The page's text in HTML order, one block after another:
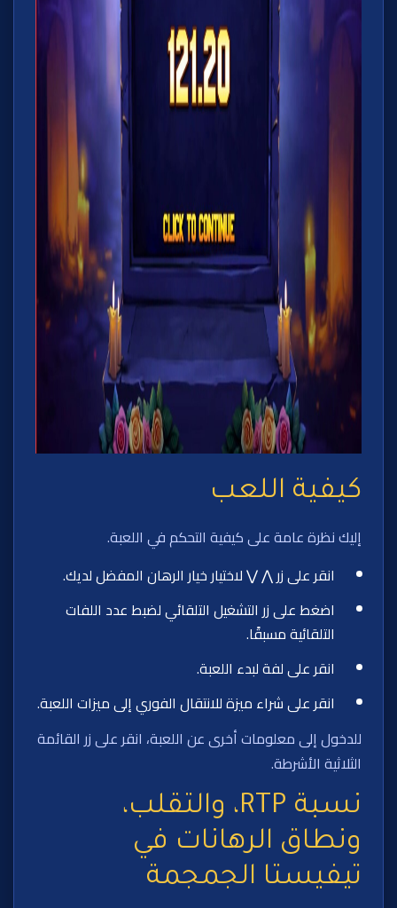
كيفية اللعب
إليك نظرة عامة على كيفية التحكم في اللعبة.
انقر على زر ⋀ ⋁ لاختيار خيار الرهان المفضل لديك.
اضغط على زر التشغيل التلقائي لضبط عدد اللفات
التلقائية مسبقًا.
انقر على لفة لبدء اللعبة.
انقر على شراء ميزة للانتقال الفوري إلى ميزات اللعبة.
للدخول إلى معلومات أخرى عن اللعبة، انقر على زر القائمة
الثلاثية الأشرطة.
نسبة RTP، والتقلب،
ونطاق الرهانات في
تيفيستا الجمجمة